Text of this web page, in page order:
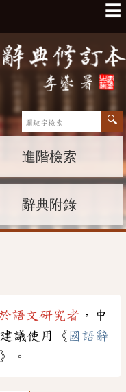
☰
進階檢索
辭典附錄
語文研究者 ，中
議使用《 國語辭
》。